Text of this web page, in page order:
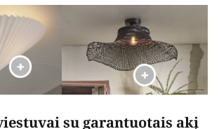
su garantuotais akį